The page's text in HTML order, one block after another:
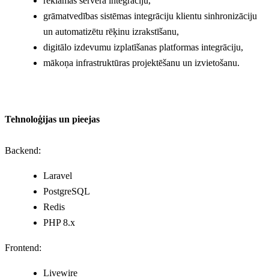
grāmatvedības sistēmas integrāciju klientu sinhronizāciju
un automatizētu rēķinu izrakstīšanu,
digitālo izdevumu izplatīšanas platformas integrāciju,
mākoņa infrastruktūras projektēšanu un izvietošanu.
Tehnoloģijas un pieejas
Backend:
Laravel
PostgreSQL
Redis
PHP 8.x
Frontend:
Livewire